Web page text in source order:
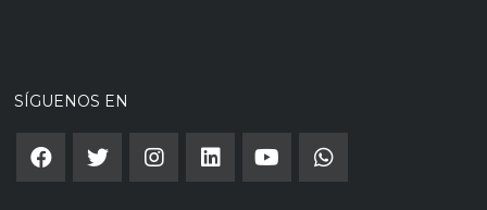
SÍGUENOS EN